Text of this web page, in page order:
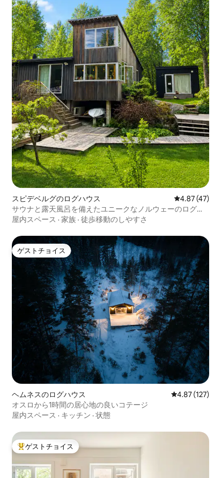
スピデベルグのログハウス レビュー47
4.87 (47)
サウナと露天風呂を備えたユニークなノルウェーのログハ
ウス！
屋内スペース · 家族 · 徒歩移動のしやすさ
ゲストチョイス
ゲストチョイス
ヘムネスのログハウス レビュー127
4.87 (127)
オスロから1時間の居心地の良いコテージ
屋内スペース · キッチン · 状態
大好評のゲストチョイスです。
ゲストチョイス